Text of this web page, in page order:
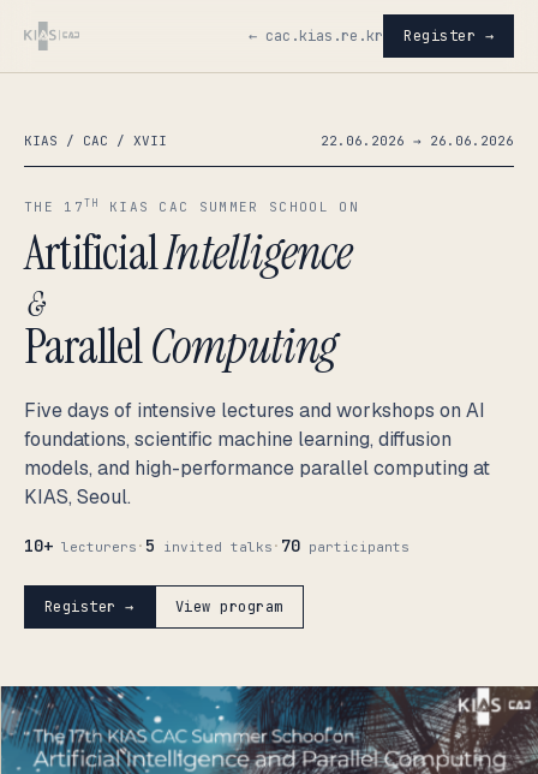
← cac.kias.re.kr Register →
KIAS / CAC / XVII 22.06.2026 → 26.06.2026
THE 17 TH KIAS CAC SUMMER SCHOOL ON
ArtificialIntelligence
&
ParallelComputing
Five days of intensive lectures and workshops on AI
foundations, scientific machine learning, diffusion
models, and high-performance parallel computing at
KIAS, Seoul.
10+ lecturers · 5 invited talks · 70 participants
Register → View program